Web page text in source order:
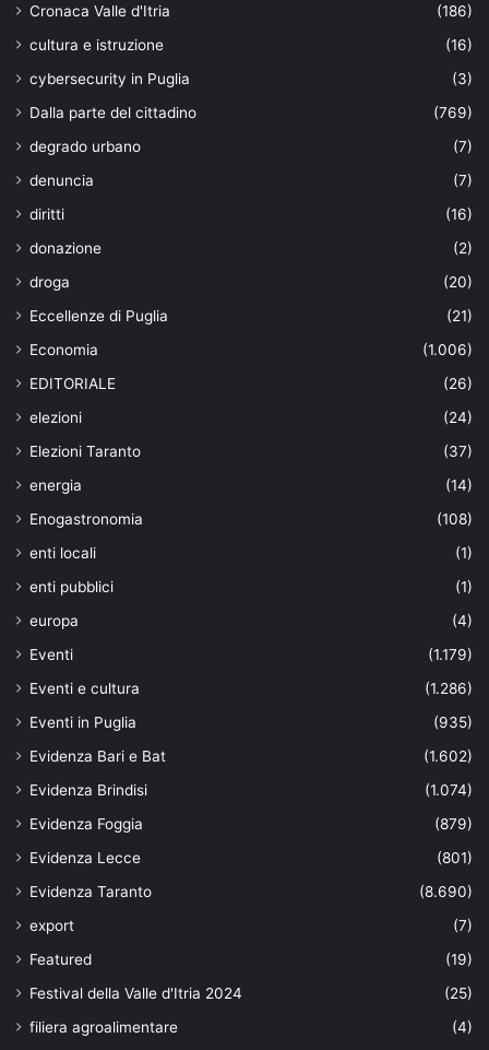
Cronaca Valle d'Itria
(186)
cultura e istruzione
(16)
cybersecurity in Puglia
(3)
Dalla parte del cittadino
(769)
degrado urbano
(7)
denuncia
(7)
diritti
(16)
donazione
(2)
droga
(20)
Eccellenze di Puglia
(21)
Economia
(1.006)
EDITORIALE
(26)
elezioni
(24)
Elezioni Taranto
(37)
energia
(14)
Enogastronomia
(108)
enti locali
(1)
enti pubblici
(1)
europa
(4)
Eventi
(1.179)
Eventi e cultura
(1.286)
Eventi in Puglia
(935)
Evidenza Bari e Bat
(1.602)
Evidenza Brindisi
(1.074)
Evidenza Foggia
(879)
Evidenza Lecce
(801)
Evidenza Taranto
(8.690)
export
(7)
Featured
(19)
Festival della Valle d'Itria 2024
(25)
filiera agroalimentare
(4)